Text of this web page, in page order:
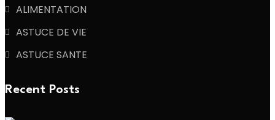
ALIMENTATION
ASTUCE DE VIE
ASTUCE SANTE
Recent Posts